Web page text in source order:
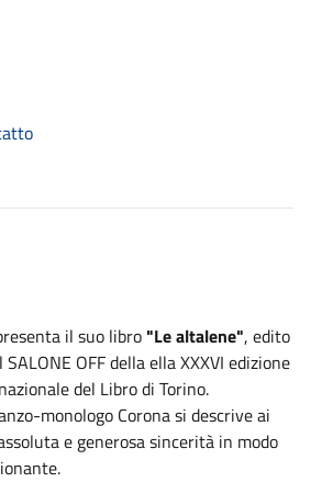
il suo libro"Le altalene", edito
OFF della ella XXXVI edizione
del Libro di Torino.
monologo Corona si descrive ai
e generosa sincerità in modo